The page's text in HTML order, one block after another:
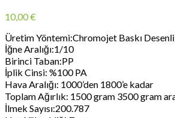
10,00€
Üretim Yöntemi:Chromojet Baskı
İğne Aralığı:1/10
Birinci Taban:PP
İplik Cinsi: %100 PA
Hava Aralığı: 1000’den 1800’e kadar
Toplam Ağırlık: 1500 gram 3500 gram
İlmek Sayısı:200.787